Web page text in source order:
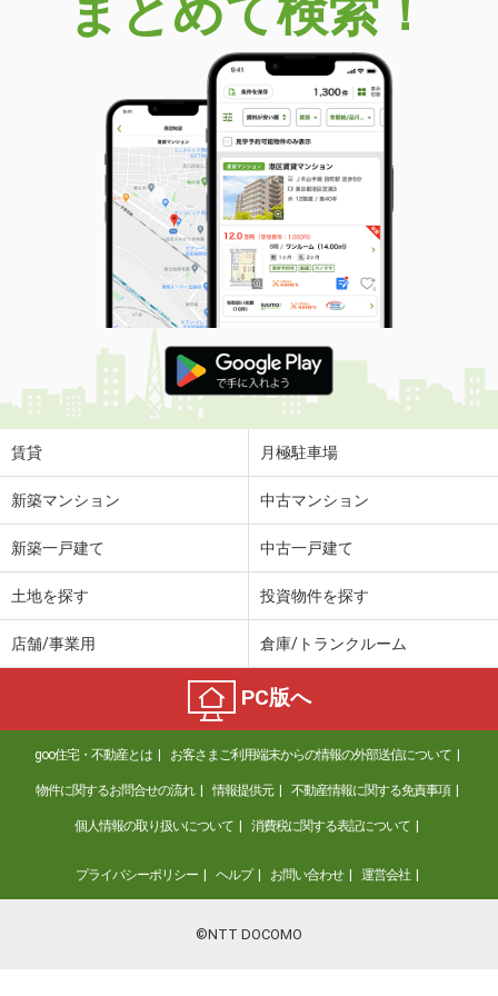
まとめて検索！
賃貸 月極駐車場
新築マンション 中古マンション
新築一戸建て 中古一戸建て
土地を探す 投資物件を探す
店舗/事業用 倉庫/トランクルーム
PC版へ
goo住宅・不動産とは お客さまご利用端末からの情報の外部送信について
物件に関するお問合せの流れ 情報提供元 不動産情報に関する免責事項
個人情報の取り扱いについて 消費税に関する表記について
プライバシーポリシー ヘルプ お問い合わせ 運営会社
©NTT DOCOMO